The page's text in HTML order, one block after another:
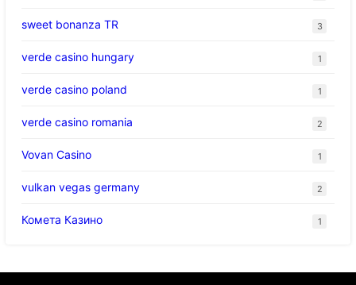
sweet bonanza TR 3
verde casino hungary 1
verde casino poland 1
verde casino romania 2
Vovan Casino 1
vulkan vegas germany 2
Комета Казино 1